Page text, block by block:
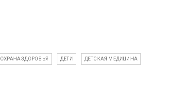
ОХРАНА ЗДОРОВЬЯ ДЕТИ ДЕТСКАЯ МЕДИЦИНА